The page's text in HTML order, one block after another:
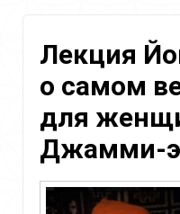
беременных,
красота
лица.
Йоги
Бхаджана
Лекция
о самом
для
Джамми-